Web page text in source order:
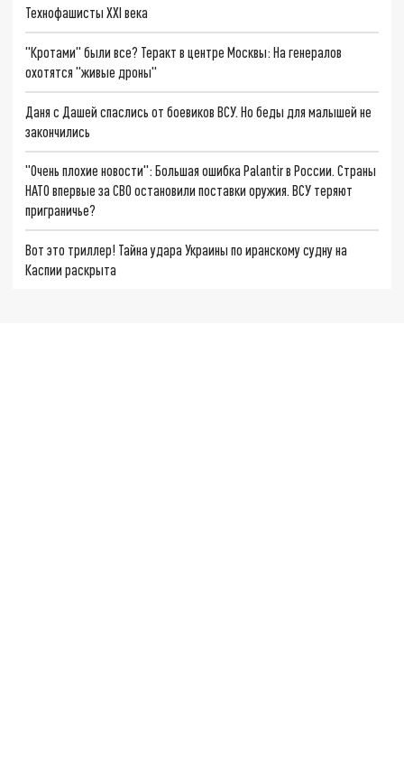
Технофашисты XXI века
"Кротами" были все? Теракт в центре Москвы: На генералов
охотятся "живые дроны"
Даня с Дашей спаслись от боевиков ВСУ. Но беды для малышей не
закончились
"Очень плохие новости": Большая ошибка Palantir в России. Страны
НАТО впервые за СВО остановили поставки оружия. ВСУ теряют
приграничье?
Вот это триллер! Тайна удара Украины по иранскому судну на
Каспии раскрыта